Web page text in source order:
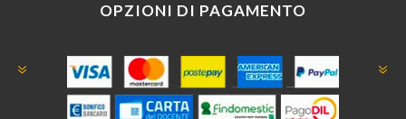
OPZIONI DI PAGAMENTO